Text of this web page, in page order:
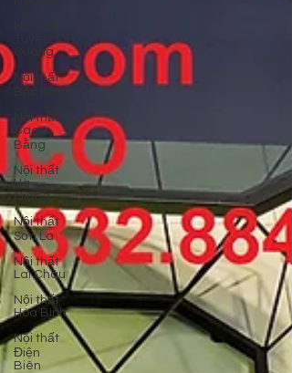
Quang
Nội thất
Nội thất
Cao
Bằng
Nội thất
Hà
Giang
Nội thất
Sơn La
Nội thất
Lai Châu
Nội thất
Hòa Bình
Nội thất
Điện
Biên